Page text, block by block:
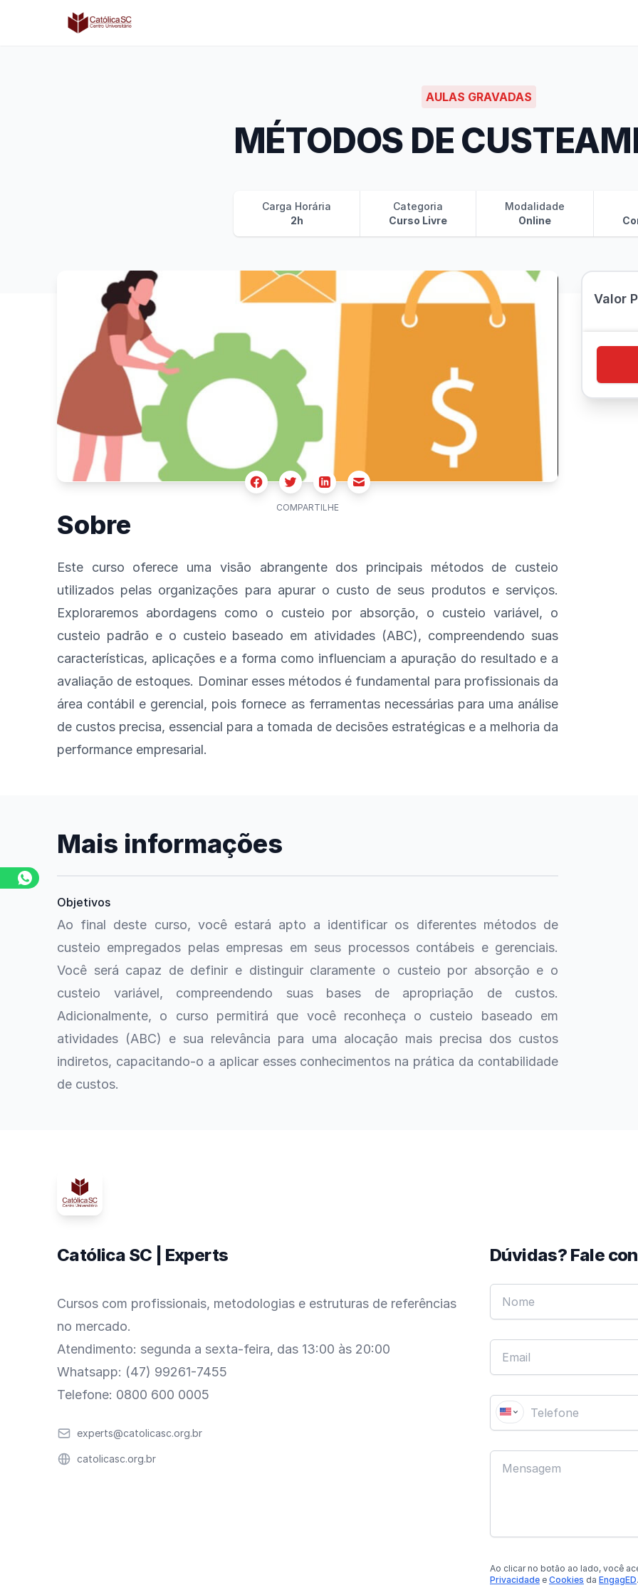
Católica SC | Experts
AULAS GRAVADAS
MÉTODOS DE
Carga Horária
2h
Categoria
Curso Livre
Modalidade
Online
FacebookTwitterLinkedinEmail
COMPARTILHE
Sobre
Este curso oferece uma visão abrangente dos principais métodos de custeio
utilizados pelas organizações para apurar o custo de seus produtos e serviços.
Exploraremos abordagens como o custeio por absorção, o custeio variável, o
custeio padrão e o custeio baseado em atividades (ABC), compreendendo suas
características, aplicações e a forma como influenciam a apuração do resultado e a
avaliação de estoques. Dominar esses métodos é fundamental para profissionais da
área contábil e gerencial, pois fornece as ferramentas necessárias para uma análise
de custos precisa, essencial para a tomada de decisões estratégicas e a melhoria da
performance empresarial.
Mais informações
Objetivos
Ao final deste curso, você estará apto a identificar os diferentes métodos de
custeio empregados pelas empresas em seus processos contábeis e gerenciais.
Você será capaz de definir e distinguir claramente o custeio por absorção e o
custeio variável, compreendendo suas bases de apropriação de custos.
Adicionalmente, o curso permitirá que você reconheça o custeio baseado em
atividades (ABC) e sua relevância para uma alocação mais precisa dos custos
indiretos, capacitando-o a aplicar esses conhecimentos na prática da contabilidade
de custos.
Valor
Católica SC | Experts
Cursos com profissionais, metodologias e estruturas de referências
no mercado.
Atendimento: segunda a sexta-feira, das 13:00 às 20:00
Whatsapp: (47) 99261-7455
Telefone: 0800 600 0005
Emailexperts@catolicasc.org.br
Websitecatolicasc.org.br
Dúvidas? Fale
Ao clicar no botão ao lado, você
Privacidade e Cookies da EngagED.